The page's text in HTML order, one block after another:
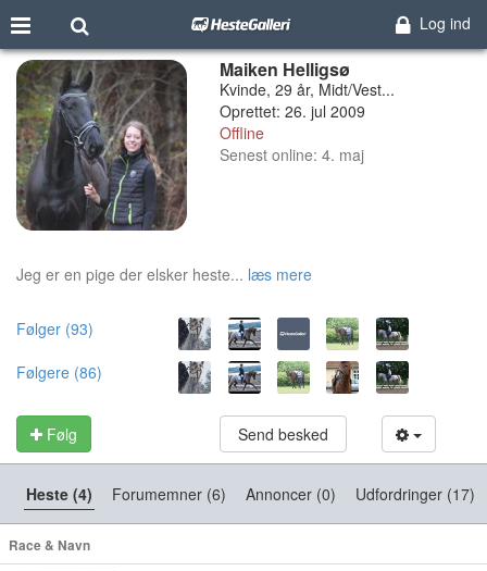
Log ind
Maiken Helligsø
Kvinde, 29 år, Midt/Vest...
Oprettet: 26. jul 2009
Offline
Senest online: 4. maj
Jeg er en pige der elsker heste... læs mere
Følger (93)
Følgere (86)
Følg Send besked
Heste (4) Forumemner (6) Annoncer (0) Udfordringer (17)
Race & Navn